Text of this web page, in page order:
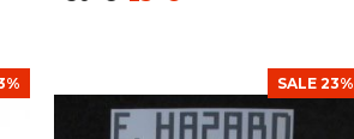
SALE 23%